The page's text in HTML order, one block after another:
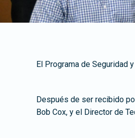
El Programa de Seguridad
Después de ser recibido
Bob Cox, y el Director de